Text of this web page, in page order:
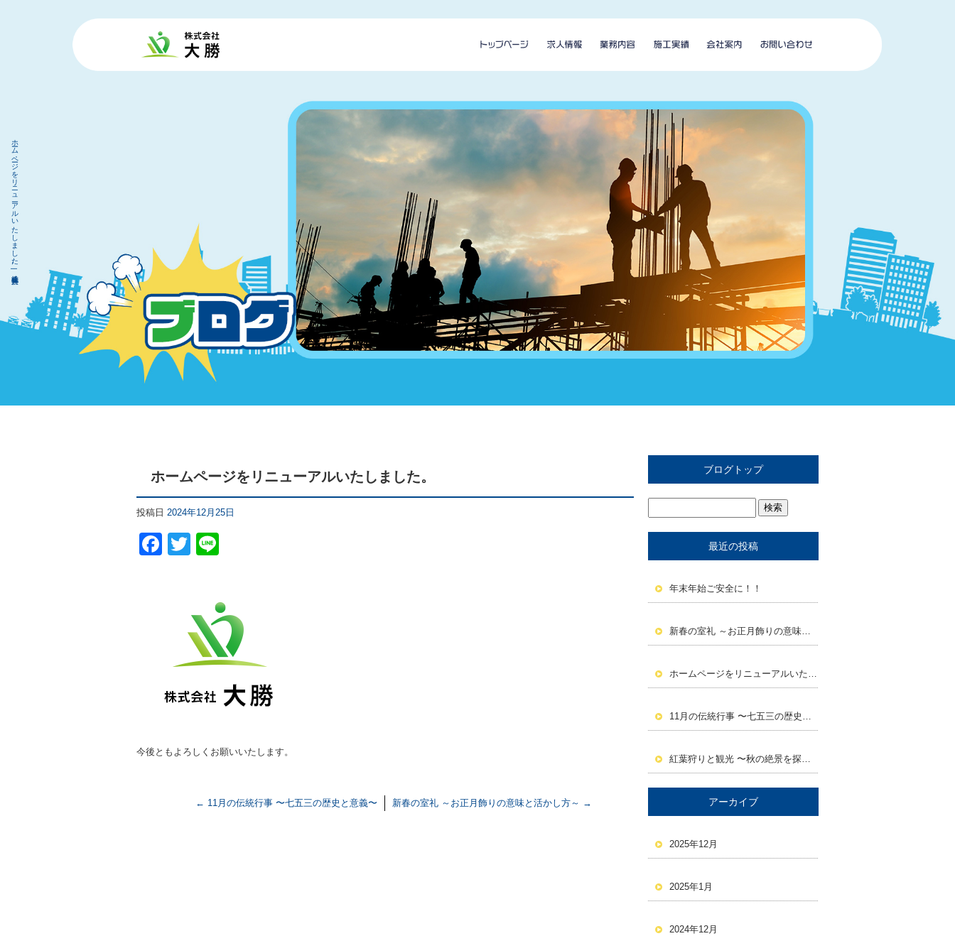
ホームページをリニューアルいたしました。|株式会社 大勝
ホームページをリニューアルいたしました。
投稿日 2024年12月25日
F
k
T
er
今後ともよろしくお願いいたします。
← 11月の伝統行事 〜七五三の歴史と意義〜 新春の室礼 ～お正月飾りの意味と活かし方～ →
ブログトップ
最近の投稿
年末年始ご安全に！！
新春の室礼 ～お正月飾りの意味と活かし方～
ホームページをリニューアルいたしました。
11月の伝統行事 〜七五三の歴史と意義〜
紅葉狩りと観光 〜秋の絶景を探しに行こう！〜
アーカイブ
2025年12月
2025年1月
2024年12月